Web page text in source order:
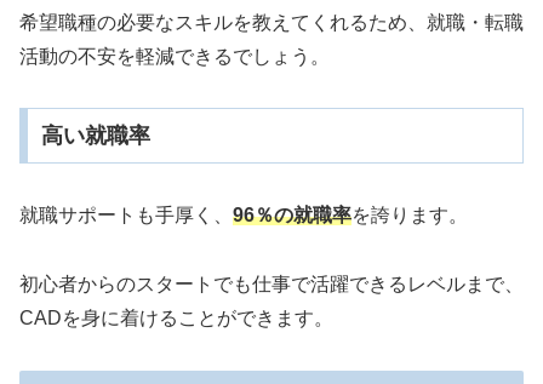
希望職種の必要なスキルを教えてくれるため、就職・転職
活動の不安を軽減できるでしょう。
高い就職率
就職サポートも手厚く、 96％の就職率を誇ります。
初心者からのスタートでも仕事で活躍できるレベルまで、
CADを身に着けることができます。